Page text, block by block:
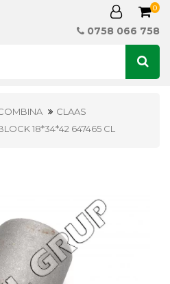
0
0758 066 758
CLAAS
18*34*42 647465 CL